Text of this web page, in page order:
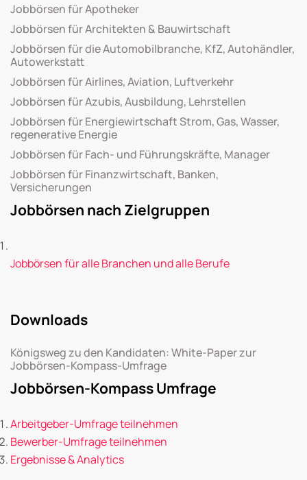
Jobbörsen für Apotheker
Jobbörsen für Architekten & Bauwirtschaft
Jobbörsen für die Automobilbranche, KfZ, Autohändler,
Autowerkstatt
Jobbörsen für Airlines, Aviation, Luftverkehr
Jobbörsen für Azubis, Ausbildung, Lehrstellen
Jobbörsen für Energiewirtschaft Strom, Gas, Wasser,
regenerative Energie
Jobbörsen für Fach- und Führungskräfte, Manager
Jobbörsen für Finanzwirtschaft, Banken,
Versicherungen
Jobbörsen nach Zielgruppen
Jobbörsen für alle Branchen und alle Berufe
Downloads
Königsweg zu den Kandidaten: White-Paper zur
Jobbörsen-Kompass-Umfrage
Jobbörsen-Kompass Umfrage
Arbeitgeber-Umfrage teilnehmen
Bewerber-Umfrage teilnehmen
Ergebnisse & Analytics